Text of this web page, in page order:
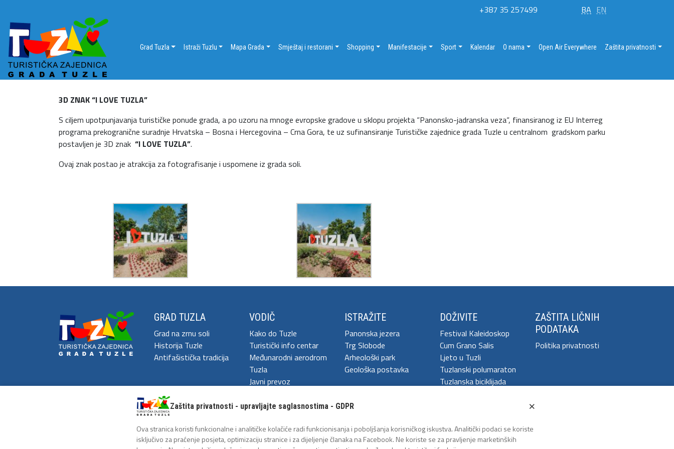
BA EN
+387 35 257499
Grad Tuzla Istraži Tuzlu Mapa Grada Smještaj i restorani Shopping Manifestacije Sport Kalendar O nama Open Air Everywhere Zaštita privatnosti
3D ZNAK “I LOVE TUZLA”
S ciljem upotpunjavanja turističke ponude grada, a po uzoru na mnoge evropske gradove u sklopu projekta “Panonsko-jadranska veza“, finansiranog iz EU Interreg
programa prekogranične suradnje Hrvatska – Bosna i Hercegovina – Crna Gora, te uz sufinansiranje Turističke zajednice grada Tuzle u centralnom gradskom parku
postavljen je 3D znak “I LOVE TUZLA”.
Ovaj znak postao je atrakcija za fotografisanje i uspomene iz grada soli.
GRAD TUZLA
Grad na zrnu soli
Historija Tuzle
Antifašistička tradicija
VODIČ
Kako do Tuzle
Turistički info centar
Međunarodni aerodrom
Tuzla
Javni prevoz
ISTRAŽITE
Panonska jezera
Trg Slobode
Arheološki park
Geološka postavka
DOŽIVITE
Festival Kaleidoskop
Cum Grano Salis
Ljeto u Tuzli
Tuzlanski polumaraton
Tuzlanska biciklijada
ZAŠTITA LIČNIH
PODATAKA
Politika privatnosti
Copyright 2026 - Turistička zajednica grada Tuzle
Zaštita privatnosti - upravljajte saglasnostima - GDPR ×
Ova stranica koristi funkcionalne i analitičke kolačiće radi funkcionisanja i poboljšanja korisničkog iskustva. Analitički podaci se koriste
isključivo za praćenje posjeta, optimizaciju stranice i za dijeljenje članaka na Facebook. Ne koriste se za pravljenje marketinških